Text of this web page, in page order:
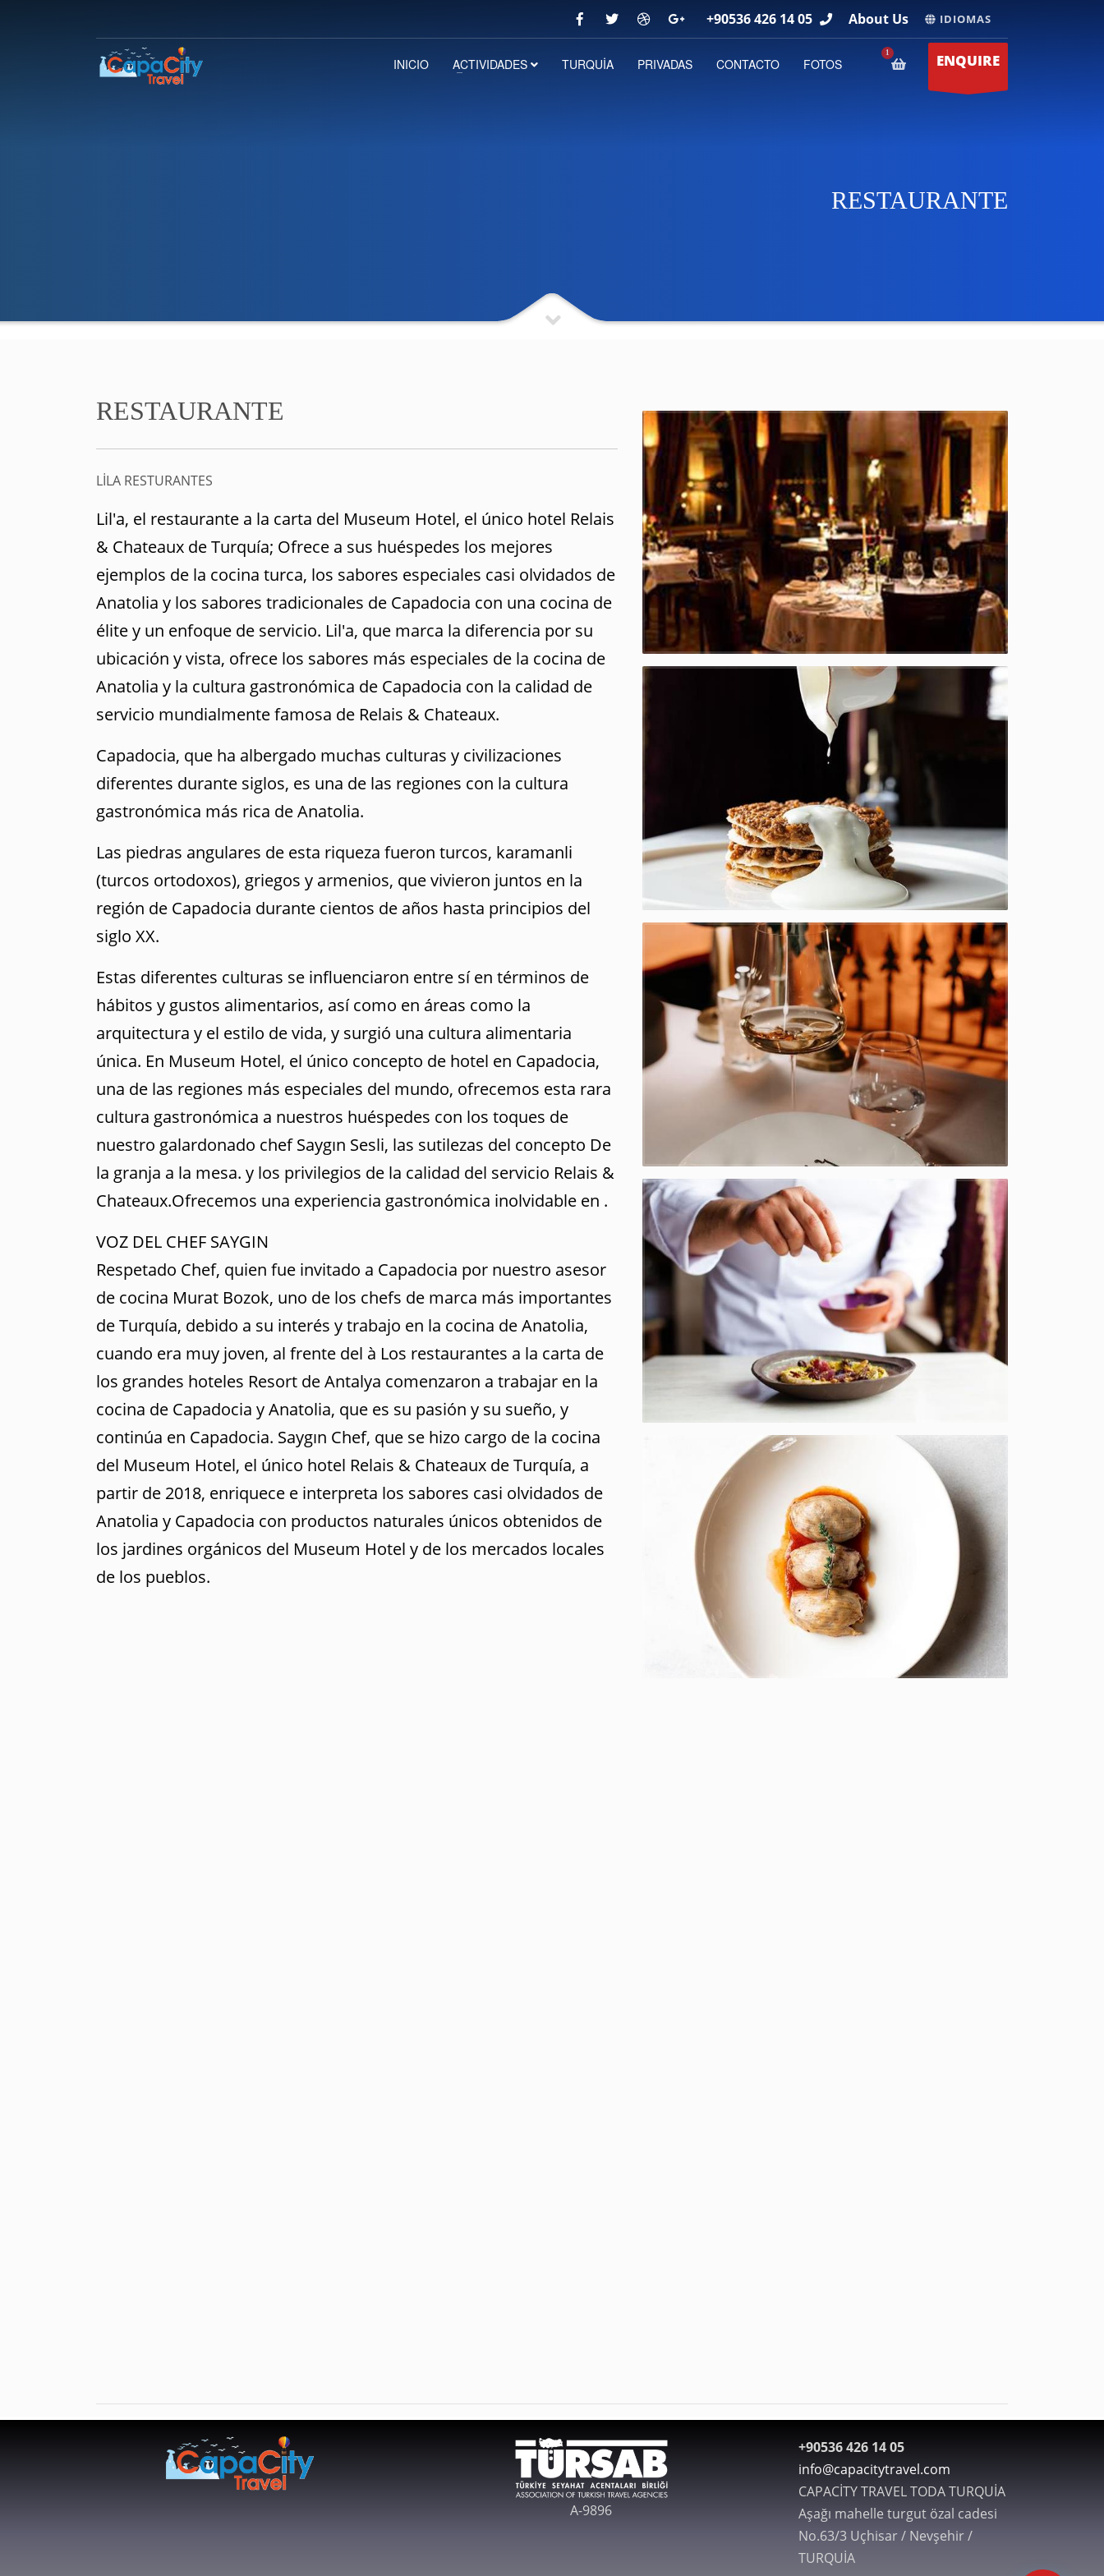
+90536 426 14 05 About Us IDIOMAS
INICIO ACTIVIDADES TURQUİA PRIVADAS CONTACTO FOTOS ENQUIRE
RESTAURANTE
RESTAURANTE
LİLA RESTURANTES
Lil'a, el restaurante a la carta del Museum Hotel, el único hotel Relais
& Chateaux de Turquía; Ofrece a sus huéspedes los mejores
ejemplos de la cocina turca, los sabores especiales casi olvidados de
Anatolia y los sabores tradicionales de Capadocia con una cocina de
élite y un enfoque de servicio. Lil'a, que marca la diferencia por su
ubicación y vista, ofrece los sabores más especiales de la cocina de
Anatolia y la cultura gastronómica de Capadocia con la calidad de
servicio mundialmente famosa de Relais & Chateaux.
Capadocia, que ha albergado muchas culturas y civilizaciones
diferentes durante siglos, es una de las regiones con la cultura
gastronómica más rica de Anatolia.
Las piedras angulares de esta riqueza fueron turcos, karamanli
(turcos ortodoxos), griegos y armenios, que vivieron juntos en la
región de Capadocia durante cientos de años hasta principios del
siglo XX.
Estas diferentes culturas se influenciaron entre sí en términos de
hábitos y gustos alimentarios, así como en áreas como la
arquitectura y el estilo de vida, y surgió una cultura alimentaria
única. En Museum Hotel, el único concepto de hotel en Capadocia,
una de las regiones más especiales del mundo, ofrecemos esta rara
cultura gastronómica a nuestros huéspedes con los toques de
nuestro galardonado chef Saygın Sesli, las sutilezas del concepto De
la granja a la mesa. y los privilegios de la calidad del servicio Relais &
Chateaux.Ofrecemos una experiencia gastronómica inolvidable en .
VOZ DEL CHEF SAYGIN
Respetado Chef, quien fue invitado a Capadocia por nuestro asesor
de cocina Murat Bozok, uno de los chefs de marca más importantes
de Turquía, debido a su interés y trabajo en la cocina de Anatolia,
cuando era muy joven, al frente del à Los restaurantes a la carta de
los grandes hoteles Resort de Antalya comenzaron a trabajar en la
cocina de Capadocia y Anatolia, que es su pasión y su sueño, y
continúa en Capadocia. Saygın Chef, que se hizo cargo de la cocina
del Museum Hotel, el único hotel Relais & Chateaux de Turquía, a
partir de 2018, enriquece e interpreta los sabores casi olvidados de
Anatolia y Capadocia con productos naturales únicos obtenidos de
los jardines orgánicos del Museum Hotel y de los mercados locales
de los pueblos.
A-9896
+90536 426 14 05
info@capacitytravel.com
CAPACİTY TRAVEL TODA TURQUİA
Aşağı mahelle turgut özal cadesi
No.63/3 Uçhisar / Nevşehir /
TURQUİA